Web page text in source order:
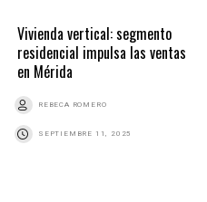
Vivienda vertical: segmento
residencial impulsa las ventas
en Mérida
REBECA ROMERO
SEPTIEMBRE 11, 2025